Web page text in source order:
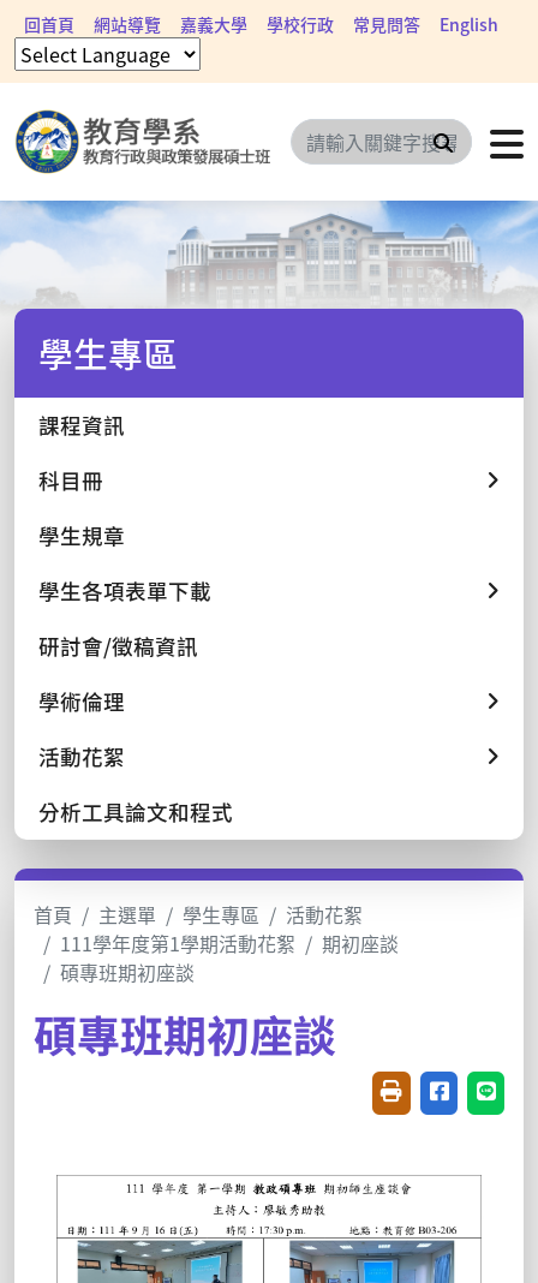
回首頁 網站導覽 嘉義大學 學校行政 常見問答 English
搜尋
學生專區
課程資訊
科目冊
學生規章
學生各項表單下載
研討會/徵稿資訊
學術倫理
活動花絮
分析工具論文和程式
首頁 主選單 學生專區
活動花絮
111學年度第1學期活動花絮
期初座談
碩專班期初座談
碩專班期初座談
友善列印(開新視
分享至臉書
分享